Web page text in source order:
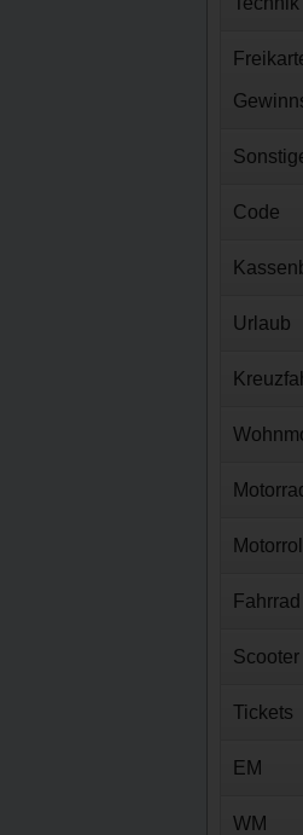
Code
Urlaub
Fahrrad
Scooter
Tickets
EM
WM